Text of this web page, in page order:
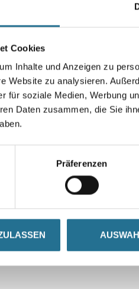
Cookies
Inhalte und Anzeigen zu
Website zu analysieren.
für soziale Medien, Werbung
Daten zusammen, die Sie
Präferenzen